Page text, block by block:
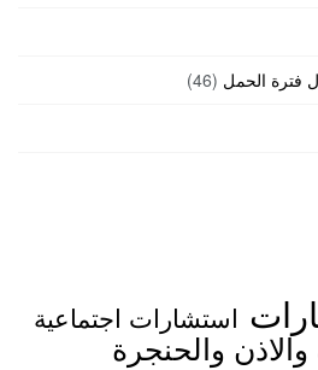
فترة الحمل (46)
استشارات اجتماعية
والحنجرة